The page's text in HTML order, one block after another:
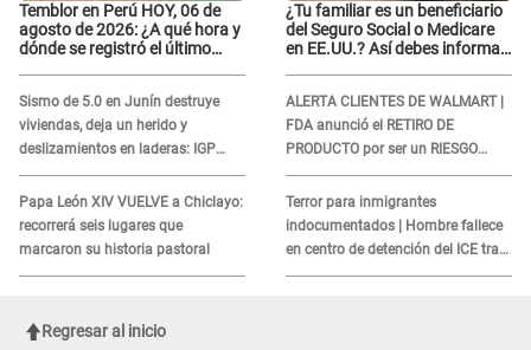
Temblor en Perú HOY, 06 de
agosto de 2026: ¿A qué hora y
dónde se registró el último
Sismo de 5.0 en Junín destruye
viviendas, deja un herido y
deslizamientos en laderas: IGP
alerta sobre posibles réplicas
Papa León XIV VUELVE a Chiclayo:
recorrerá seis lugares que
marcaron su historia pastoral
¿Tu familiar es un beneficiario
del Seguro Social o Medicare
en EE.UU.? Así debes informar
ALERTA CLIENTES DE WALMART |
FDA anunció el RETIRO DE
PRODUCTO por ser un RIESGO
MORTAL para consumidores: ¿Cuál
es?
Terror para inmigrantes
indocumentados | Hombre fallece
en centro de detención del ICE tras
sufrir una "emergencia médica"
Regresar al inicio